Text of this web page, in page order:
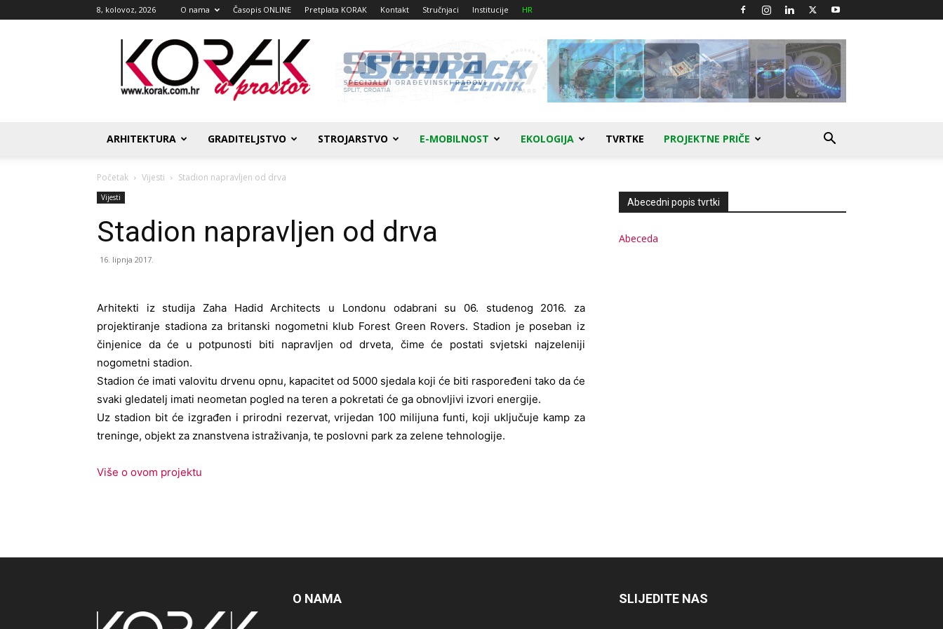
8, kolovoz, 2026 O nama Časopis ONLINE Pretplata KORAK Kontakt Stručnjaci Institucije HR
Korak
u
prostor
ARHITEKTURA GRADITELJSTVO STROJARSTVO E-MOBILNOST EKOLOGIJA TVRTKE PROJEKTNE PRIČE
Početak Vijesti Stadion napravljen od drva
Vijesti
Stadion napravljen od drva
16. lipnja 2017.
Arhitekti iz studija Zaha Hadid Architects u Londonu odabrani su 06. studenog 2016. za
projektiranje stadiona za britanski nogometni klub Forest Green Rovers. Stadion je poseban iz
činjenice da će u potpunosti biti napravljen od drveta, čime će postati svjetski najzeleniji
nogometni stadion.
Stadion će imati valovitu drvenu opnu, kapacitet od 5000 sjedala koji će biti raspoređeni tako da će
svaki gledatelj imati neometan pogled na teren a pokretati će ga obnovljivi izvori energije.
Uz stadion bit će izgrađen i prirodni rezervat, vrijedan 100 milijuna funti, koji uključuje kamp za
treninge, objekt za znanstvena istraživanja, te poslovni park za zelene tehnologije.
Više o ovom projektu
Abecedni popis tvrtki
Abeceda
O NAMA SLIJEDITE NAS